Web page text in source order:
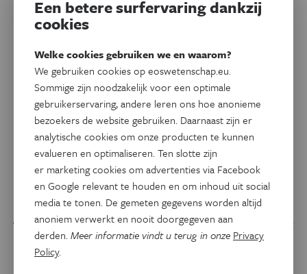
De Jonge Uitdagers
De superheld in je fruitmand:
de fruitvlieg
Je kent ze wel: die kleine, irritante vliegjes die uit het niets
verschijnen zodra je een banaan vergeet op te eten. Wacht
even voor je de vliegenmepper bovenhaalt, want dat
piepkleine vliegje is een superheld in vermomming.
Een betere surfervaring dankzij
cookies
Welke cookies gebruiken we en waarom?
We gebruiken cookies op eoswetenschap.eu.
Sommige zijn noodzakelijk voor een optimale
gebruikerservaring, andere leren ons hoe anonieme
bezoekers de website gebruiken. Daarnaast zijn er
analytische cookies om onze producten te kunnen
evalueren en optimaliseren. Ten slotte zijn
er marketing cookies om advertenties via Facebook
en Google relevant te houden en om inhoud uit social
media te tonen. De gemeten gegevens worden altijd
anoniem verwerkt en nooit doorgegeven aan
derden.Meer informatie vindt u terug in onze Privacy
Policy.